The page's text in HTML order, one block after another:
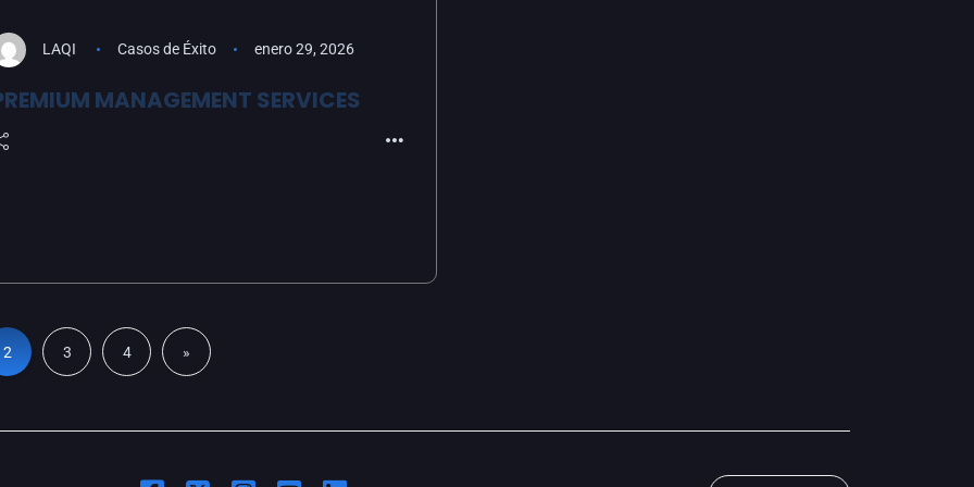
LAQI Casos de Éxito enero 29, 2026
MANAGEMENT SERVICES
2 3 4 »